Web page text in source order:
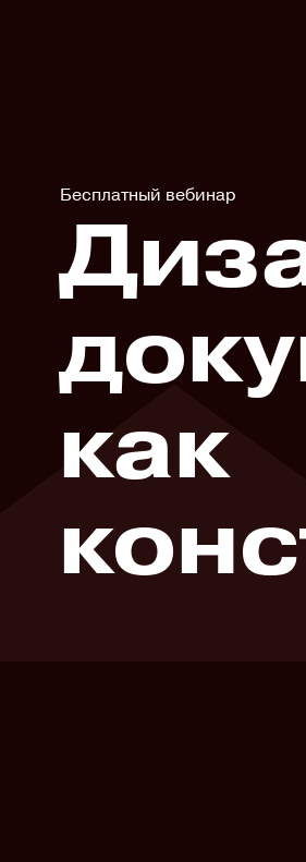
Бесплатный вебинар
как